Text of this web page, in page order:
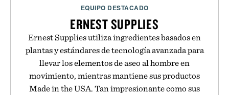
EQUIPO DESTACADO
ERNEST SUPPLIES
Ernest Supplies utiliza ingredientes basados en
plantas y estándares de tecnología avanzada para
llevar los elementos de aseo al hombre en
movimiento, mientras mantiene sus productos
Made in the USA. Tan impresionante como sus